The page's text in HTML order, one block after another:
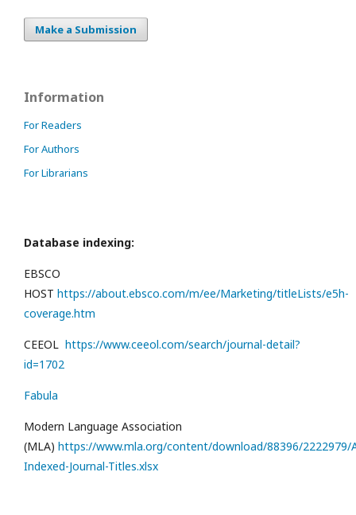
Make a Submission
Information
For Readers
For Authors
For Librarians
Database indexing:
EBSCO
HOST https://about.ebsco.com/m/ee/Marketing/titleLists/e5h-
coverage.htm
CEEOL https://www.ceeol.com/search/journal-detail?
id=1702
Fabula
Modern Language Association
(MLA) https://www.mla.org/content/download/88396/2222979/
Indexed-Journal-Titles.xlsx